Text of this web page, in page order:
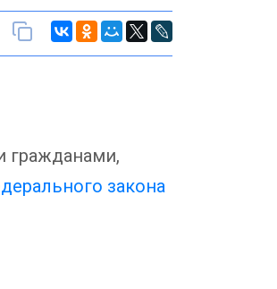
гражданами,
закона